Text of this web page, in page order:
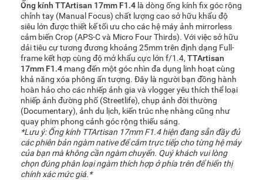
Ống kính TTArtisan 17mm F1.4 là dòng ống kính fix góc rộng
chỉnh tay (Manual Focus) chất lượng cao sở hữu khẩu độ
siêu lớn được thiết kế tối ưu cho các hệ máy ảnh mirrorless
cảm biến Crop (APS-C và Micro Four Thirds). Với việc sở hữu
dải tiêu cự tương đương khoảng 25mm trên định dạng Full-
frame kết hợp cùng độ mở khẩu cực lớn f/1.4, TTArtisan
17mm F1.4 mang đến một góc nhìn đa dụng linh hoạt cùng
khả năng xóa phông ấn tượng. Đây là người bạn đồng hành
hoàn hảo cho các nhiếp ảnh gia và vlogger yêu thích thể loại
nhiếp ảnh đường phố (Streetlife), chụp ảnh đời thường
(Documentary), ảnh du lịch, kiến trúc nhẹ nhàng cũng như
quay phim phong cảnh góc rộng thiếu sáng.
*Lưu ý: Ống kính TTArtisan 17mm F1.4 hiện đang sẵn đầy đủ
các phiên bản ngàm native để cắm trực tiếp cho từng hệ máy
của bạn mà không cần ngàm chuyển. Quý khách vui lòng
chọn đúng phân loại ngàm thích hợp ở phía trên để hiển thị
chính xác mức giá.*